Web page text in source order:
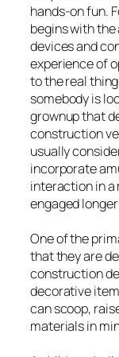
hands-on fun.
begins with
devices and
experience of
to the real
somebody is
grownup that
construction
usually
incorporate
interaction in
engaged
One of the
that they are
construction
decorative
can scoop,
materials in